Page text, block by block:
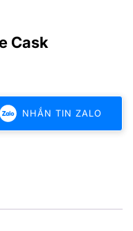
Cask
NHẮN TIN ZALO